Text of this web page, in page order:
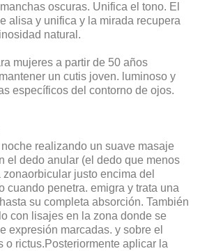
oscuras. Unifica el tono. El
alisa y unifica y la mirada recupera
natural.
mujeres a partir de 50 años
un cutis joven. luminoso y
específicos del contorno de ojos.
realizando un suave masaje
el dedo anular (el dedo que menos
justo encima del
cuando penetra. emigra y trata una
su completa absorción. También
con lisajes en la zona donde se
expresión marcadas. y sobre el
o rictus.Posteriormente aplicar la